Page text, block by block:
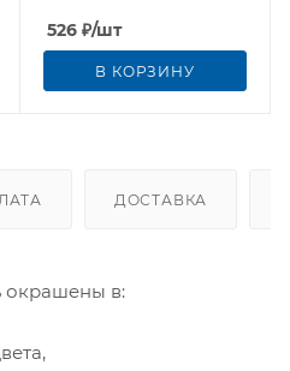
526 ₽/шт
В КОРЗИНУ
ДОСТАВКА
окрашены в: